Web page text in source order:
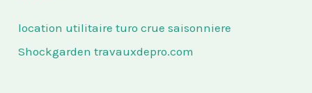
location utilitaire turo crue saisonniere
Shockgarden travauxdepro.com